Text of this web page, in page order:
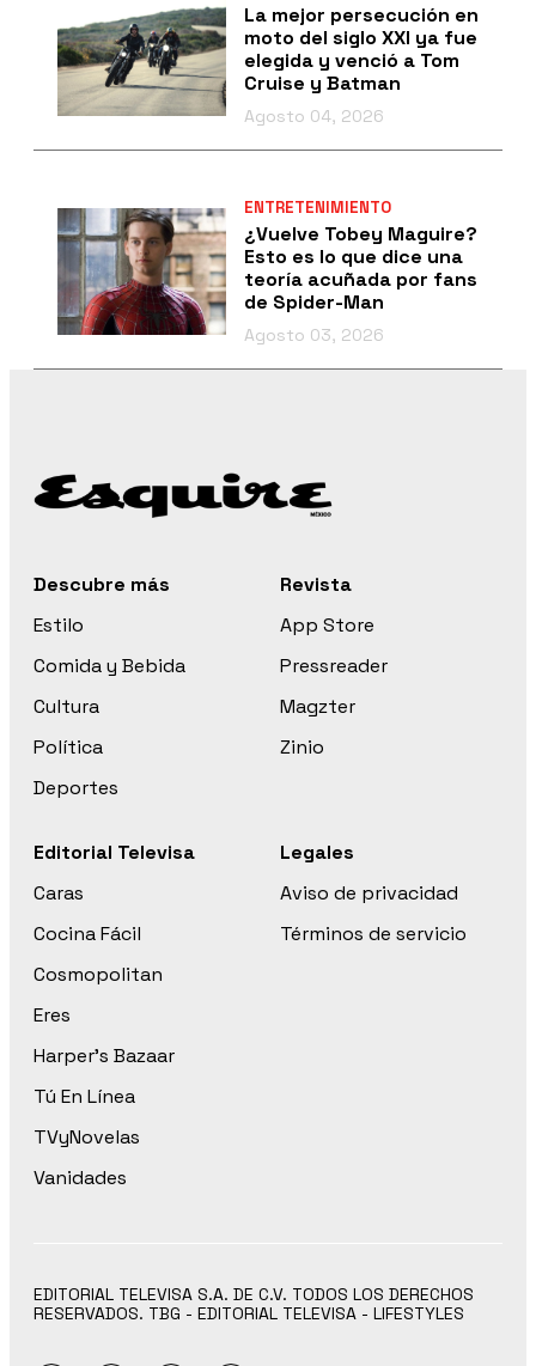
La mejor persecución en
moto del siglo XXI ya fue
elegida y venció a Tom
Cruise y Batman
Agosto 04, 2026
ENTRETENIMIENTO
¿Vuelve Tobey Maguire?
Esto es lo que dice una
teoría acuñada por fans
de Spider-Man
Agosto 03, 2026
Descubre más
Estilo
Comida y Bebida
Cultura
Política
Deportes
Revista
App Store
Pressreader
Magzter
Zinio
Editorial Televisa
Caras
Cocina Fácil
Cosmopolitan
Eres
Harper’s Bazaar
Tú En Línea
TVyNovelas
Vanidades
Legales
Aviso de privacidad
Términos de servicio
EDITORIAL TELEVISA S.A. DE C.V. TODOS LOS DERECHOS
RESERVADOS. TBG - EDITORIAL TELEVISA - LIFESTYLES